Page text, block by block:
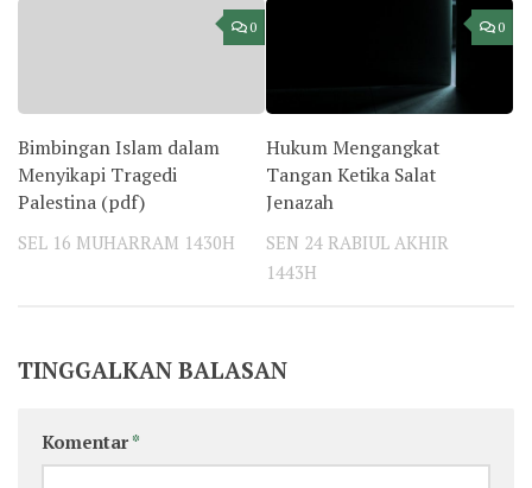
0
Bimbingan Islam dalam
Menyikapi Tragedi
Palestina (pdf)
SEL 16 MUHARRAM 1430H
0
Hukum Mengangkat
Tangan Ketika Salat
Jenazah
SEN 24 RABIUL AKHIR
1443H
TINGGALKAN BALASAN
Komentar*